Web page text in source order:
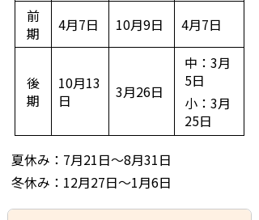
前
期
4月7日 10月9日 4月7日
後
期
10月13
日
3月26日
中：3月
5日
小：3月
25日
夏休み：7月21日～8月31日
冬休み：12月27日～1月6日